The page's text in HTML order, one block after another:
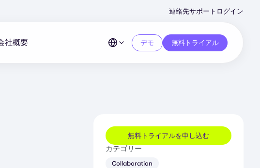
Menu
連絡先サポート ログイン
社概要 デモ 無料トライアル
無料トライアルを申し込む
カテゴリー
Collaboration